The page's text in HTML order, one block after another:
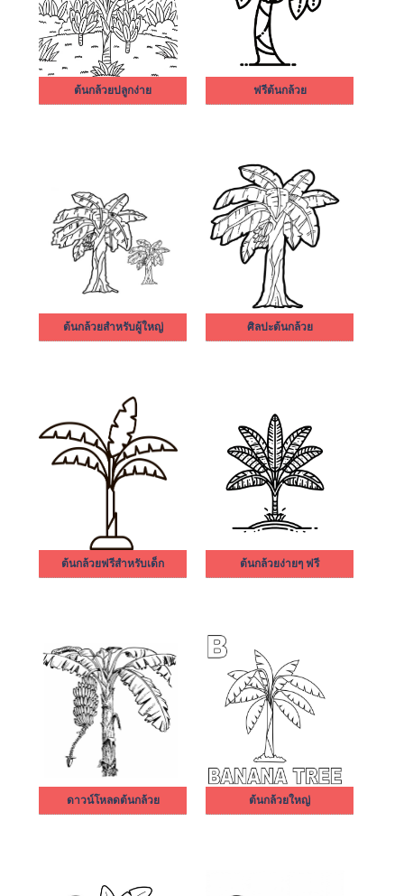
ต้นกล้วยปลูกง่าย ฟรีต้นกล้วย
ต้นกล้วยสำหรับผู้ใหญ่ ศิลปะต้นกล้วย
ต้นกล้วยฟรีสำหรับเด็ก ต้นกล้วยง่ายๆ ฟรี
ดาวน์โหลดต้นกล้วย ต้นกล้วยใหญ่